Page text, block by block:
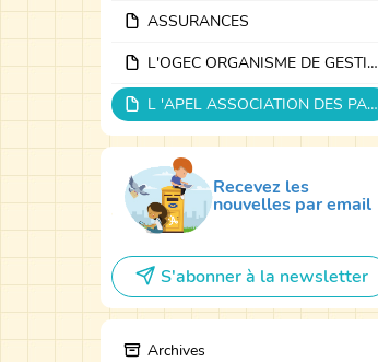
ASSURANCES
L'OGEC ORGANISME DE GESTION
L 'APEL ASSOCIATION DES PARENTS d'élèves
Recevez les
nouvelles par email
S'abonner à la newsletter
Archives